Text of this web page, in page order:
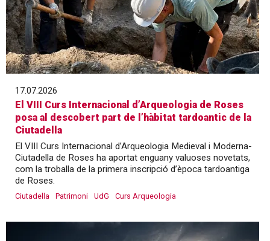
17.07.2026
El VIII Curs Internacional d’Arqueologia de Roses
posa al descobert part de l’hàbitat tardoantic de la
Ciutadella
El VIII Curs Internacional d’Arqueologia Medieval i Moderna-
Ciutadella de Roses ha aportat enguany valuoses novetats,
com la troballa de la primera inscripció d’època tardoantiga
de Roses.
Ciutadella Patrimoni UdG Curs Arqueologia